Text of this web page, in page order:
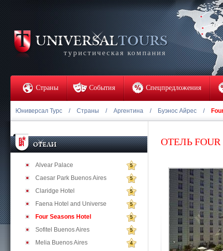
туристическая компания
Страны События Спецпредложения
Юниверсал Турс / Страны / Аргентина / Буэнос Айрес /
Alvear Palace 5
Caesar Park Buenos Aires 5
Claridge Hotel 5
Faena Hotel and Universe 5
Four Seasons Hotel 5
Sofitel Buenos Aires 5
Melia Buenos Aires 4
ОТЕЛЬ FOUR